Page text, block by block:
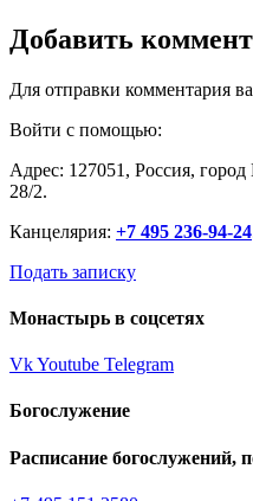
Добавить
Для отправки комментария
Войти с помощью:
Адрес: 127051, Россия,
28/2.
Канцелярия: +7 495 236-94-24
Подать записку
Монастырь в соцсетях
VkYoutube Telegram
Богослужение
Расписание богослужений,